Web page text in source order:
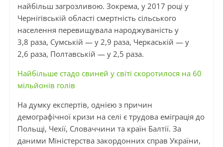
найбільш загрозливою. Зокрема, у 2017 році у
Чернігівській області смертність сільського
населення перевищувала народжуваність у
3,8 раза, Сумській — у 2,9 раза, Черкаській — у
2,6 раза, Полтавській — у 2,5 раза.
Найбільше стадо свиней у світі скоротилося на 60
мільйонів голів
На думку експертів, однією з причин
демографічної кризи на селі є трудова еміграція до
Польщі, Чехії, Словаччини та країн Балтії. За
даними Міністерства закордонних справ України,